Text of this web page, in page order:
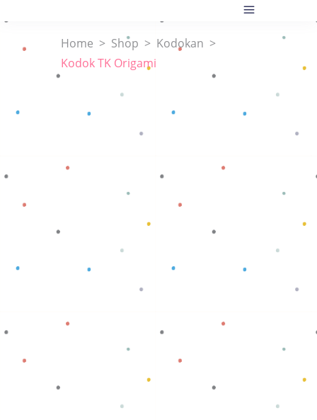
Home > Shop > Kodokan >
Kodok TK Origami